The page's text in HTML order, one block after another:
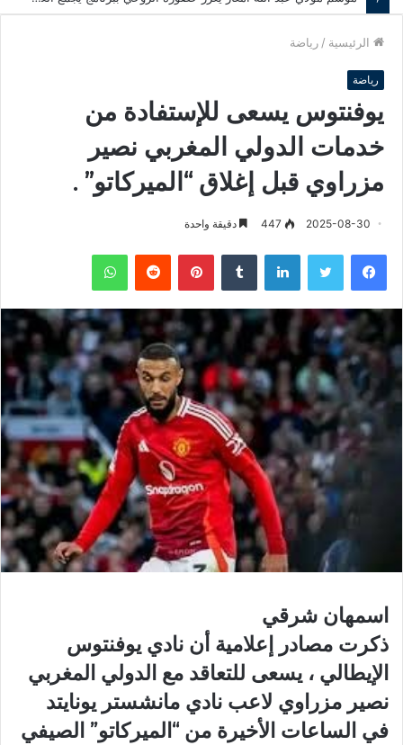
الرئيسية / رياضة
رياضة
يوفنتوس يسعى للإستفادة من
خدمات الدولي المغربي نصير
مزراوي قبل إغلاق “الميركاتو” .
2025-08-30
447 دقيقة واحدة
فيسبوك لينكدإن بينتيريست
اسمهان شرقي
ذكرت مصادر إعلامية أن نادي يوفنتوس
الإيطالي ، يسعى للتعاقد مع الدولي المغربي
نصير مزراوي لاعب نادي مانشستر يونايتد
في الساعات الأخيرة من “الميركاتو” الصيفي